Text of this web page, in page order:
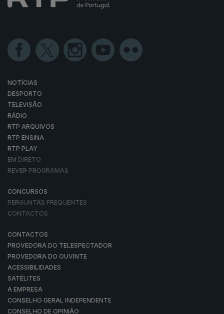
NOTÍCIAS
DESPORTO
TELEVISÃO
RÁDIO
RTP ARQUIVOS
RTP ENSINA
RTP PLAY
EM DIRETO
REVER PROGRAMAS
CONCURSOS
PERGUNTAS FREQUENTES
CONTACTOS
CONTACTOS
PROVEDORA DO TELESPECTADOR
PROVEDORA DO OUVINTE
ACESSIBILIDADES
SATÉLITES
A EMPRESA
CONSELHO GERAL INDEPENDENTE
CONSELHO DE OPINIÃO